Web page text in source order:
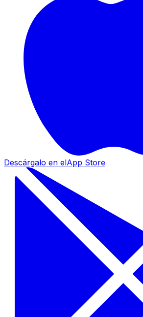
Descárgalo en elApp Store